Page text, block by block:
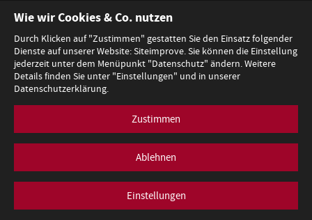
Wie wir Cookies & Co. nutzen
Durch Klicken auf "Zustimmen" gestatten Sie den Einsatz folgender
Dienste auf unserer Website: Siteimprove. Sie können die Einstellung
jederzeit unter dem Menüpunkt "Datenschutz" ändern. Weitere
Details finden Sie unter "Einstellungen" und in unserer
Datenschutzerklärung.
Zustimmen
Ablehnen
Einstellungen